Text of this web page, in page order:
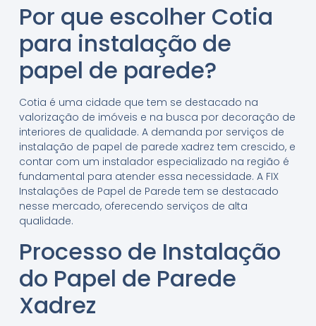
Por que escolher Cotia
para instalação de
papel de parede?
Cotia é uma cidade que tem se destacado na
valorização de imóveis e na busca por decoração de
interiores de qualidade. A demanda por serviços de
instalação de papel de parede xadrez tem crescido, e
contar com um instalador especializado na região é
fundamental para atender essa necessidade. A FIX
Instalações de Papel de Parede tem se destacado
nesse mercado, oferecendo serviços de alta
qualidade.
Processo de Instalação
do Papel de Parede
Xadrez